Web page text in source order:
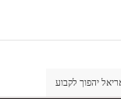
יהפוך לקבוע